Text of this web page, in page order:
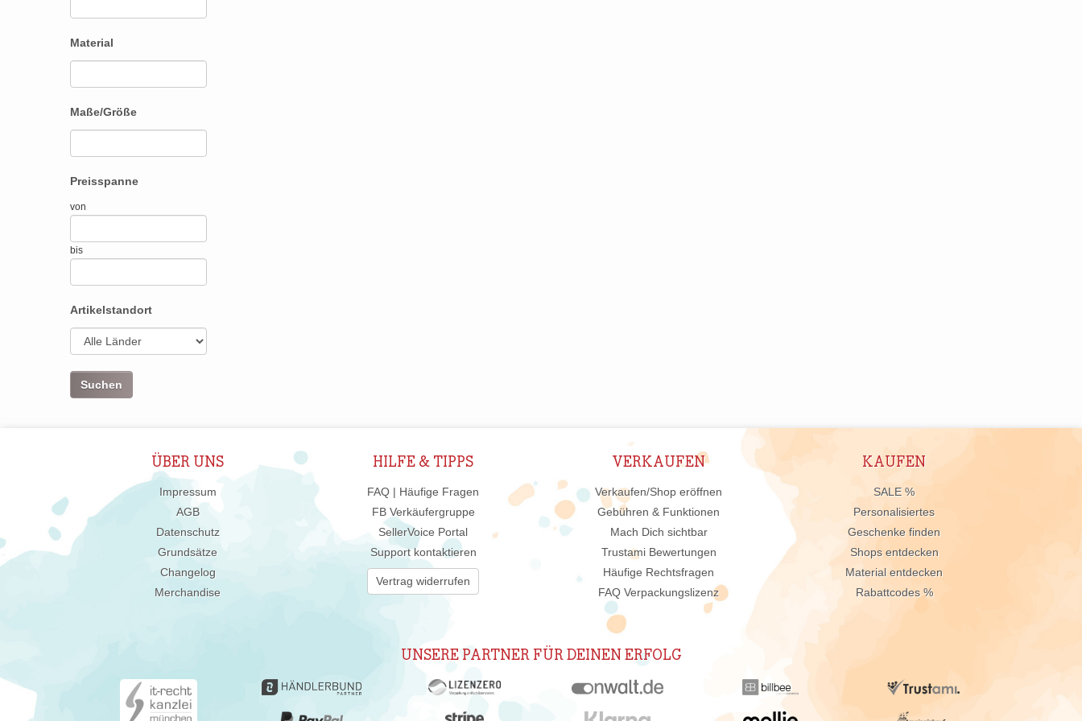
Material
Maße/Größe
Preisspanne
von
bis
Artikelstandort
ÜBER UNS
Impressum
AGB
Datenschutz
Grundsätze
Changelog
Merchandise
HILFE & TIPPS
FAQ | Häufige Fragen
FB Verkäufergruppe
SellerVoice Portal
Support kontaktieren
Vertrag widerrufen
VERKAUFEN
Verkaufen/Shop eröffnen
Gebühren & Funktionen
Mach Dich sichtbar
Trustami Bewertungen
Häufige Rechtsfragen
FAQ Verpackungslizenz
KAUFEN
SALE %
Personalisiertes
Geschenke finden
Shops entdecken
Material entdecken
Rabattcodes %
UNSERE PARTNER FÜR DEINEN ERFOLG